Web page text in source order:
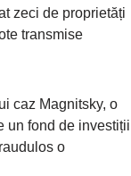
zeci de proprietăți
transmise
caz Magnitsky, o
un fond de investiții
o